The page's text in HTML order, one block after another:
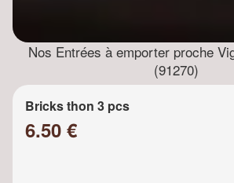
Nos Entrées à emporter proche
(91270)
Bricks thon 3 pcs
6.50 €